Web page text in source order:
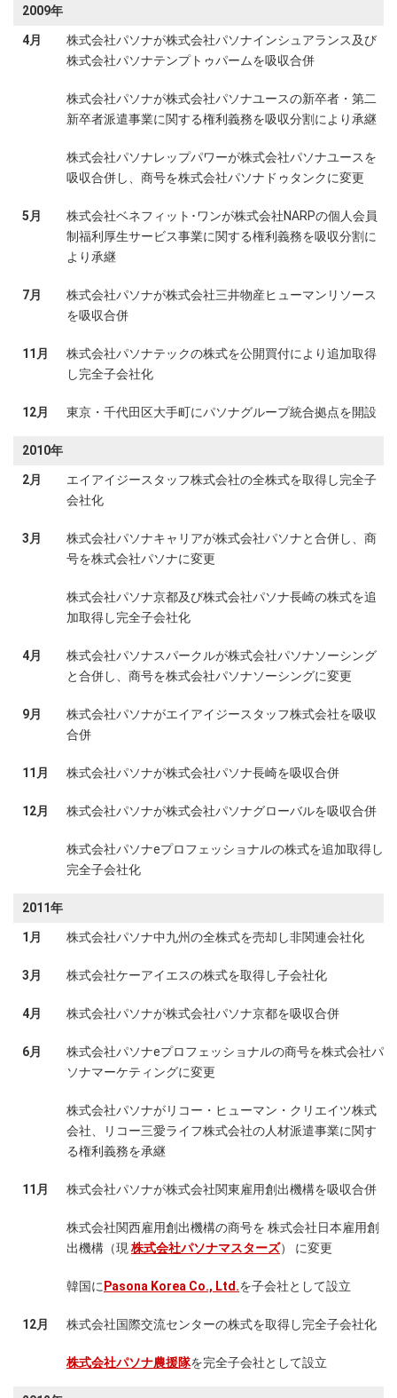
2009年
4月
株式会社パソナが株式会社パソナインシュアランス及び
株式会社パソナテンプトゥパームを吸収合併
株式会社パソナが株式会社パソナユースの新卒者・第二
新卒者派遣事業に関する権利義務を吸収分割により承継
株式会社パソナレップパワーが株式会社パソナユースを
吸収合併し、商号を株式会社パソナドゥタンクに変更
5月
株式会社ベネフィット･ワンが株式会社NARPの個人会員
制福利厚生サービス事業に関する権利義務を吸収分割に
より承継
7月
株式会社パソナが株式会社三井物産ヒューマンリソース
を吸収合併
11月
株式会社パソナテックの株式を公開買付により追加取得
し完全子会社化
12月 東京・千代田区大手町にパソナグループ統合拠点を開設
2010年
2月
エイアイジースタッフ株式会社の全株式を取得し完全子
会社化
3月
株式会社パソナキャリアが株式会社パソナと合併し、商
号を株式会社パソナに変更
株式会社パソナ京都及び株式会社パソナ長崎の株式を追
加取得し完全子会社化
4月
株式会社パソナスパークルが株式会社パソナソーシング
と合併し、商号を株式会社パソナソーシングに変更
9月
株式会社パソナがエイアイジースタッフ株式会社を吸収
合併
11月 株式会社パソナが株式会社パソナ長崎を吸収合併
12月 株式会社パソナが株式会社パソナグローバルを吸収合併
株式会社パソナeプロフェッショナルの株式を追加取得し
完全子会社化
2011年
1月 株式会社パソナ中九州の全株式を売却し非関連会社化
3月 株式会社ケーアイエスの株式を取得し子会社化
4月 株式会社パソナが株式会社パソナ京都を吸収合併
6月
株式会社パソナeプロフェッショナルの商号を株式会社パ
ソナマーケティングに変更
株式会社パソナがリコー・ヒューマン・クリエイツ株式
会社、リコー三愛ライフ株式会社の人材派遣事業に関す
る権利義務を承継
11月 株式会社パソナが株式会社関東雇用創出機構を吸収合併
株式会社関西雇用創出機構の商号を 株式会社日本雇用創
出機構（現 株式会社パソナマスターズ） に変更
韓国に Pasona Korea Co., Ltd.を子会社として設立
12月 株式会社国際交流センターの株式を取得し完全子会社化
株式会社パソナ農援隊を完全子会社として設立